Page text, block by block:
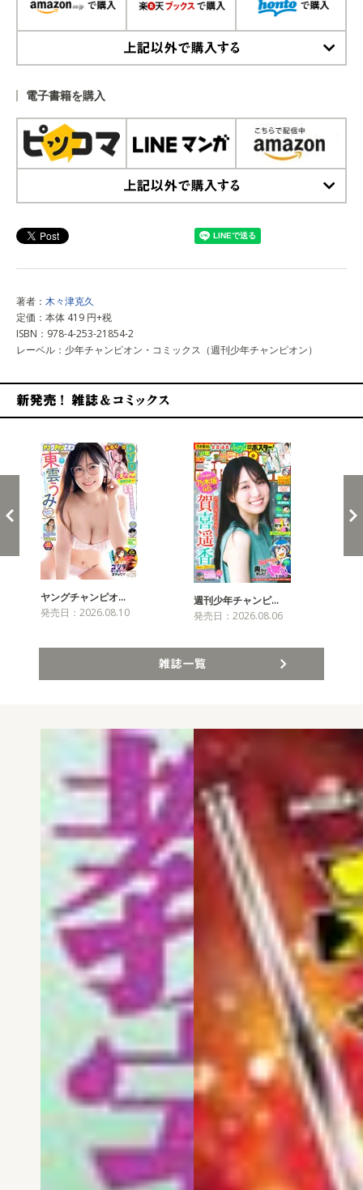
電子書籍を購入
著者： 木々津克久
定価：本体 419 円+税
ISBN：978-4-253-21854-2
レーベル：少年チャンピオン・コミックス（週刊少年チャンピオン）
ヤングチャンピオ…
発売日：2026.08.10
週刊少年チャンピ…
発売日：2026.08.06